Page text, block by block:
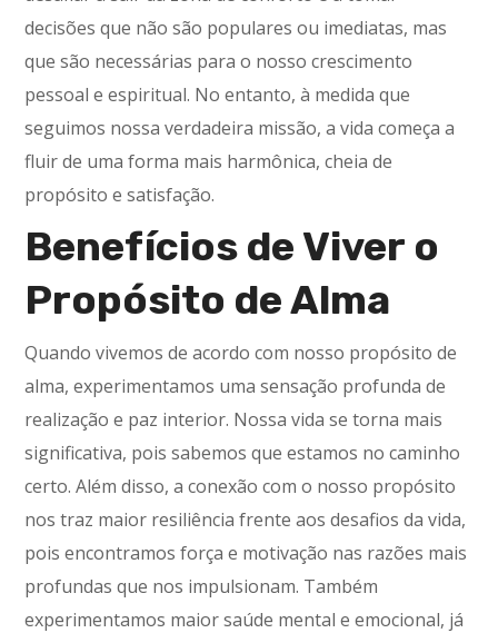
decisões que não são populares ou imediatas, mas
que são necessárias para o nosso crescimento
pessoal e espiritual. No entanto, à medida que
seguimos nossa verdadeira missão, a vida começa a
fluir de uma forma mais harmônica, cheia de
propósito e satisfação.
Benefícios de Viver o
Propósito de Alma
Quando vivemos de acordo com nosso propósito de
alma, experimentamos uma sensação profunda de
realização e paz interior. Nossa vida se torna mais
significativa, pois sabemos que estamos no caminho
certo. Além disso, a conexão com o nosso propósito
nos traz maior resiliência frente aos desafios da vida,
pois encontramos força e motivação nas razões mais
profundas que nos impulsionam. Também
experimentamos maior saúde mental e emocional, já